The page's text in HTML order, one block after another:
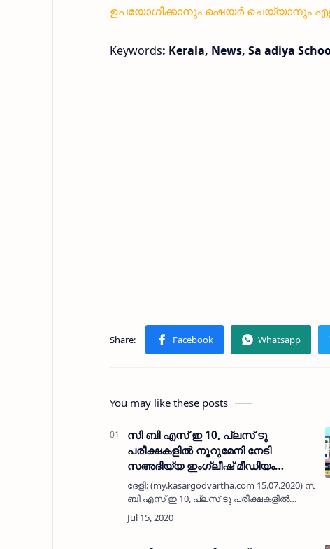
ഉപയോഗിക്കാനും ഷെയർ ചെയ്യാനും
Keywords: Kerala, News, Sa adiya
You may like these posts
സി ബി എസ് ഇ 10, പ്ലസ് ടു
പരീക്ഷകളില്‍ നൂറുമേനി നേടി
സഅദിയ്യ ഇംഗ്ലീഷ് മീഡിയം
സ്‌കൂള്‍
ദേളി: (my.kasargodvartha.com 15.07.2020) സി
ബി എസ് ഇ 10, പ്ലസ് ടു പരീക്ഷകളില്‍
സഅദിയ ഇംഗ്ലീഷ് മീഡിയം സ്‌കൂളിന്
നൂറുശതമാനം വിജയം. തുടര്‍ച്ചയായ 26